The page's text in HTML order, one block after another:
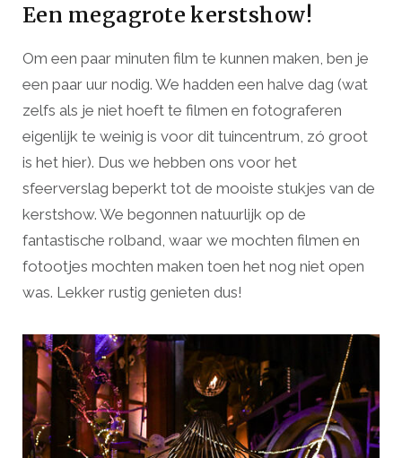
Een megagrote kerstshow!
Om een paar minuten film te kunnen maken, ben je
een paar uur nodig. We hadden een halve dag (wat
zelfs als je niet hoeft te filmen en fotograferen
eigenlijk te weinig is voor dit tuincentrum, zó groot
is het hier). Dus we hebben ons voor het
sfeerverslag beperkt tot de mooiste stukjes van de
kerstshow. We begonnen natuurlijk op de
fantastische rolband, waar we mochten filmen en
fotootjes mochten maken toen het nog niet open
was. Lekker rustig genieten dus!